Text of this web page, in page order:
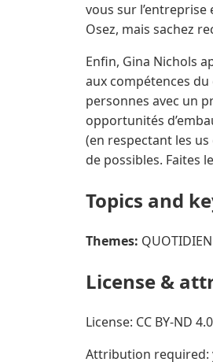
vous sur
Osez, mais sachez
Enfin, Gina Nichols
aux compétences
personnes avec un
opportunités
(en respectant les
de possibles. Faites
Topics and
Themes: QUOTIDIEN
License &
License: CC BY-ND
Attribution required: